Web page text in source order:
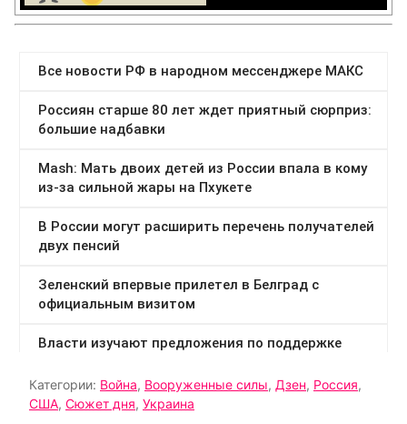
Категории: Война, Вооруженные силы, Дзен, Россия,
США, Сюжет дня, Украина